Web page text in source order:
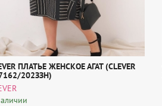
ПЛАТЬЕ ЖЕНСКОЕ АГАТ (CLEVER
202ЗЗН)